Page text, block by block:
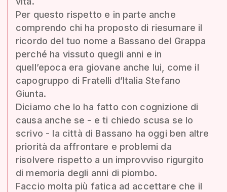
Per questo rispetto e in parte anche
comprendo chi ha proposto di riesumare il
ricordo del tuo nome a Bassano del Grappa
perché ha vissuto quegli anni e in
quell’epoca era giovane anche lui, come il
capogruppo di Fratelli d’Italia Stefano
Giunta.
Diciamo che lo ha fatto con cognizione di
causa anche se - e ti chiedo scusa se lo
scrivo - la città di Bassano ha oggi ben altre
priorità da affrontare e problemi da
risolvere rispetto a un improvviso rigurgito
di memoria degli anni di piombo.
Faccio molta più fatica ad accettare che il